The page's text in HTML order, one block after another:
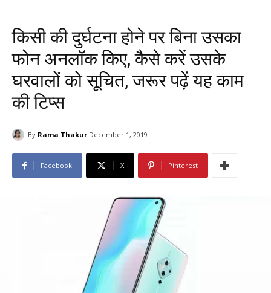
किसी की दुर्घटना होने पर बिना उसका
फोन अनलॉक किए, कैसे करें उसके
घरवालों को सूचित, जरूर पढ़ें यह काम
की टिप्स
By Rama Thakur December 1, 2019
Facebook X Pinterest